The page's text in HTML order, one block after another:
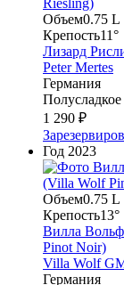
Объем0.75 L
Крепость11°
Лизард
Peter Mertes
Германия
Полусладкое
1 290 ₽
Год 2023
Объем0.75 L
Крепость13°
Вилла
Pinot Noir)
Villa Wolf
Германия